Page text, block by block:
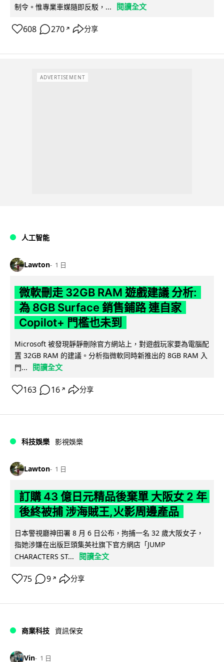
制令。惟專業車媒隨即反駁，...
閱讀全文
608 270 ↗ 分享
ADVERTISEMENT
人工智能
Lawton 1 日
微軟刪走 32GB RAM 遊戲建議 分析:
為 8GB Surface 銷售鋪路 連自家
Copilot+ 門檻也未到
Microsoft 被發現靜靜刪除官方網站上，對遊戲玩家要為電腦配
置 32GB RAM 的建議。分析指微軟同時新推出的 8GB RAM 入
門...
閱讀全文
163 16 ↗ 分享
科技娛樂 影視娛樂
Lawton 1 日
訂購 43 億日元精品後棄單 大阪女 2 年
後終被捕 涉海賊王,火影周邊產品
日本警視廳神田署 8 月 6 日公布，拘捕一名 32 歲大阪女子，
指她涉嫌在出版巨頭集英社旗下官方網店「JUMP
CHARACTERS ST...
閱讀全文
75 9 ↗ 分享
商業科技 資訊保安
Vin 1 日